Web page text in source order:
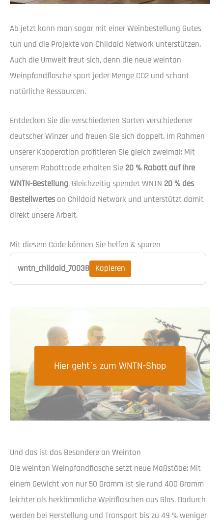
Ab jetzt kann man sogar mit einer Weinbestellung Gutes
tun und die Projekte von Childaid Network unterstützen.
Auch die Umwelt freut sich, denn die neue weinton
Weinpfandflasche spart jeder Menge CO2 und schont
natürliche Ressourcen.
Entdecken Sie die verschiedenen Sorten verschiedener
deutscher Winzer und freuen Sie sich doppelt. Im Rahmen
unserer Kooperation profitieren Sie gleich zweimal: Mit
unserem Rabattcode erhalten Sie 20 % Rabatt auf Ihre
WNTN-Bestellung. Gleichzeitig spendet WNTN 20 % des
Bestellwertesan Childaid Network und unterstützt damit
direkt unsere Arbeit.
Mit diesem Code können Sie helfen & sparen
wntn_childaid_70038 Kopieren
Hier geht`s zum WNTN-Shop
Und das ist das Besondere an Weinton
Die weinton Weinpfandflasche setzt neue Maßstäbe: Mit
einem Gewicht von nur 50 Gramm ist sie rund 400 Gramm
leichter als herkömmliche Weinflaschen aus Glas. Dadurch
werden bei Herstellung und Transport bis zu 49 % weniger